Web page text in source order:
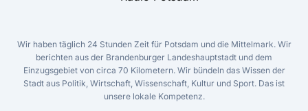
Wir haben täglich 24 Stunden Zeit für Potsdam und die Mittelmark. Wir
berichten aus der Brandenburger Landeshauptstadt und dem
Einzugsgebiet von circa 70 Kilometern. Wir bündeln das Wissen der
Stadt aus Politik, Wirtschaft, Wissenschaft, Kultur und Sport. Das ist
unsere lokale Kompetenz.